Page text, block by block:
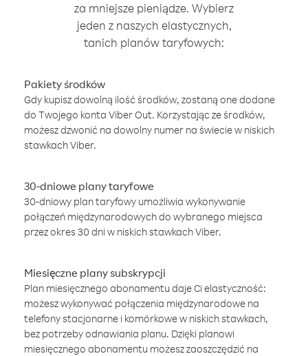
za mniejsze pieniądze. Wybierz
jeden z naszych elastycznych,
tanich planów taryfowych:
Pakiety środków
Gdy kupisz dowolną ilość środków, zostaną one dodane
do Twojego konta Viber Out. Korzystając ze środków,
możesz dzwonić na dowolny numer na świecie w niskich
stawkach Viber.
30-dniowe plany taryfowe
30-dniowy plan taryfowy umożliwia wykonywanie
połączeń międzynarodowych do wybranego miejsca
przez okres 30 dni w niskich stawkach Viber.
Miesięczne plany subskrypcji
Plan miesięcznego abonamentu daje Ci elastyczność:
możesz wykonywać połączenia międzynarodowe na
telefony stacjonarne i komórkowe w niskich stawkach,
bez potrzeby odnawiania planu. Dzięki planowi
miesięcznego abonamentu możesz zaoszczędzić na